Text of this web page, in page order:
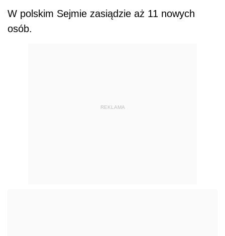
W polskim Sejmie zasiądzie aż 11 nowych
osób.
REKLAMA